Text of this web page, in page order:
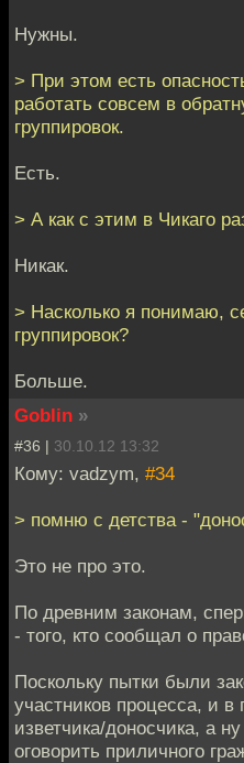
Нужны.
> При этом есть
работать совсем в
группировок.
Есть.
> А как с этим в Чикаго
Никак.
> Насколько я понимаю,
группировок?
Больше.
Goblin »
#36 | 30.10.12 13:32
Кому: vadzym, #34
> помню с детства -
Это не про это.
По древним законам,
- того, кто сообщал о
Поскольку пытки были
участников процесса, и
изветчика/доносчика, а
оговорить приличного